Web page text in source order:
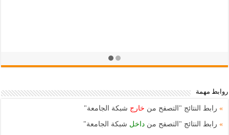
روابط مهمة
» رابط النتائج "التصفح من خارج شبكة الجامعة"
» رابط النتائج "التصفح منداخل شبكة الجامعة"